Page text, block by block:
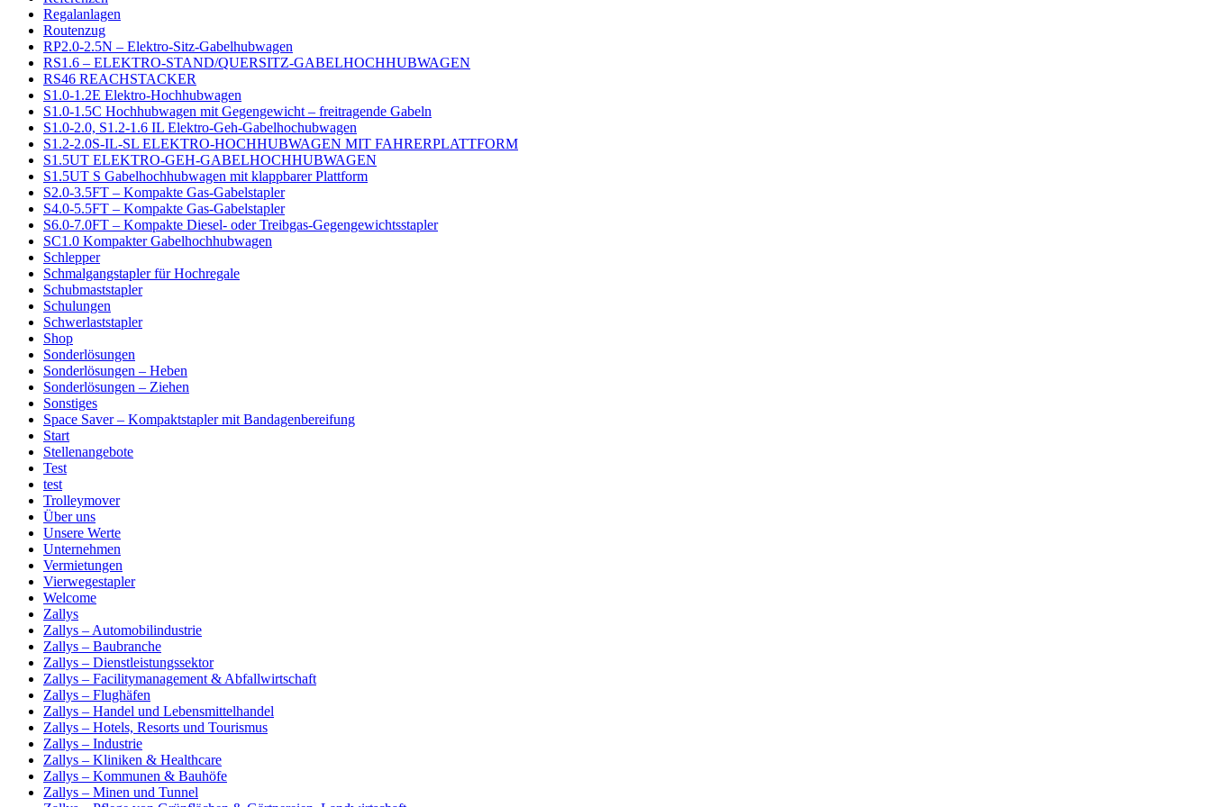
Regalanlagen
Routenzug
RP2.0-2.5N – Elektro-Sitz-Gabelhubwagen
RS1.6 – ELEKTRO-STAND/QUERSITZ-GABELHOCHHUBWAGEN
RS46 REACHSTACKER
S1.0-1.2E Elektro-Hochhubwagen
S1.0-1.5C Hochhubwagen mit Gegengewicht – freitragende Gabeln
S1.0-2.0, S1.2-1.6 IL Elektro-Geh-Gabelhochubwagen
S1.2-2.0S-IL-SL ELEKTRO-HOCHHUBWAGEN MIT FAHRERPLATTFORM
S1.5UT ELEKTRO-GEH-GABELHOCHHUBWAGEN
S1.5UT S Gabelhochhubwagen mit klappbarer Plattform
S2.0-3.5FT – Kompakte Gas-Gabelstapler
S4.0-5.5FT – Kompakte Gas-Gabelstapler
S6.0-7.0FT – Kompakte Diesel- oder Treibgas-Gegengewichtsstapler
SC1.0 Kompakter Gabelhochhubwagen
Schlepper
Schmalgangstapler für Hochregale
Schubmaststapler
Schulungen
Schwerlaststapler
Shop
Sonderlösungen
Sonderlösungen – Heben
Sonderlösungen – Ziehen
Sonstiges
Space Saver – Kompaktstapler mit Bandagenbereifung
Start
Stellenangebote
Test
test
Trolleymover
Über uns
Unsere Werte
Unternehmen
Vermietungen
Vierwegestapler
Welcome
Zallys
Zallys – Automobilindustrie
Zallys – Baubranche
Zallys – Dienstleistungssektor
Zallys – Facilitymanagement & Abfallwirtschaft
Zallys – Flughäfen
Zallys – Handel und Lebensmittelhandel
Zallys – Hotels, Resorts und Tourismus
Zallys – Industrie
Zallys – Kliniken & Healthcare
Zallys – Kommunen & Bauhöfe
Zallys – Minen und Tunnel